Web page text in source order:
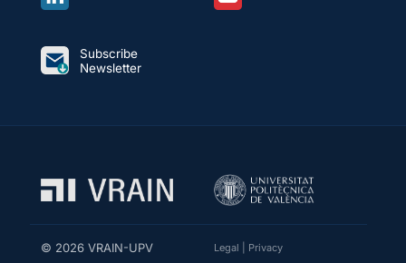
Subscribe
Newsletter
© 2026 VRAIN-UPV Legal Privacy